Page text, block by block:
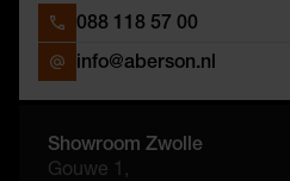
088 118 57 00
info@aberson.nl
Showroom Zwolle
Gouwe 1,